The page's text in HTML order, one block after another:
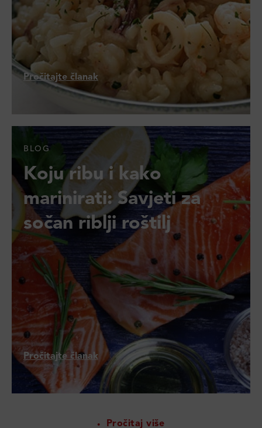
Pročitajte članak
BLOG
Koju ribu i kako
marinirati: Savjeti za
sočan riblji roštilj
Pročitajte članak
Pročitaj više